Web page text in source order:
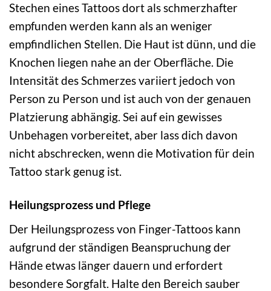
Stechen eines Tattoos dort als schmerzhafter
empfunden werden kann als an weniger
empfindlichen Stellen. Die Haut ist dünn, und die
Knochen liegen nahe an der Oberfläche. Die
Intensität des Schmerzes variiert jedoch von
Person zu Person und ist auch von der genauen
Platzierung abhängig. Sei auf ein gewisses
Unbehagen vorbereitet, aber lass dich davon
nicht abschrecken, wenn die Motivation für dein
Tattoo stark genug ist.
Heilungsprozess und Pflege
Der Heilungsprozess von Finger-Tattoos kann
aufgrund der ständigen Beanspruchung der
Hände etwas länger dauern und erfordert
besondere Sorgfalt. Halte den Bereich sauber